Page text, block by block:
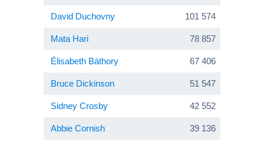
David Duchovny 101 574
Mata Hari 78 857
Élisabeth Báthory 67 406
Bruce Dickinson 51 547
Sidney Crosby 42 552
Abbie Cornish 39 136